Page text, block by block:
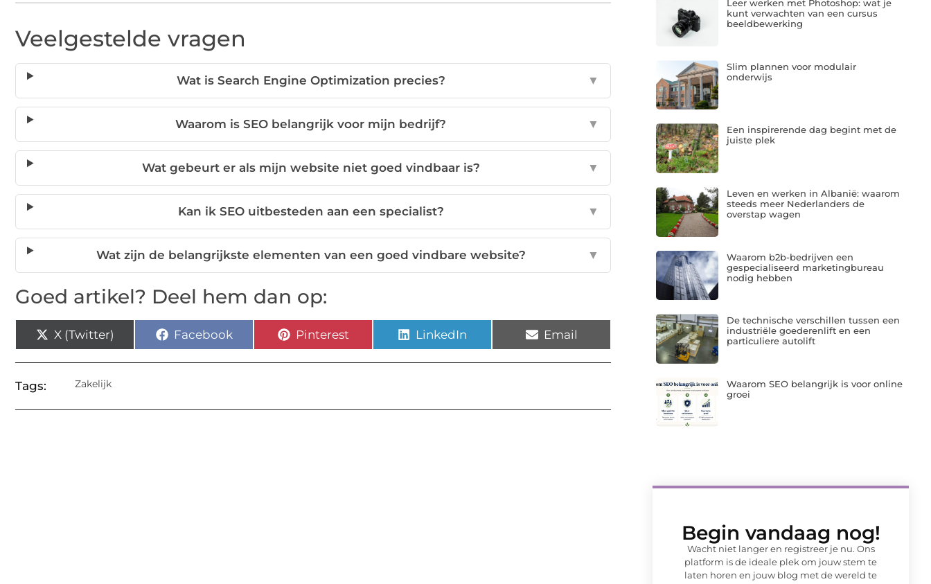
Veelgestelde vragen
Wat is Search Engine Optimization precies? ▼
Waarom is SEO belangrijk voor mijn bedrijf? ▼
Wat gebeurt er als mijn website niet goed vindbaar is? ▼
Kan ik SEO uitbesteden aan een specialist? ▼
Wat zijn de belangrijkste elementen van een goed vindbare website? ▼
Goed artikel? Deel hem dan op:
X (Twitter) Facebook Pinterest LinkedIn Email
Tags: Zakelijk
Leer werken met Photoshop: wat je
kunt verwachten van een cursus
beeldbewerking
Slim plannen voor modulair
onderwijs
Een inspirerende dag begint met de
juiste plek
Leven en werken in Albanië: waarom
steeds meer Nederlanders de
overstap wagen
Waarom b2b-bedrijven een
gespecialiseerd marketingbureau
nodig hebben
De technische verschillen tussen een
industriële goederenlift en een
particuliere autolift
Waarom SEO belangrijk is voor online
groei
Begin vandaag nog!
Wacht niet langer en registreer je nu. Ons
platform is de ideale plek om jouw stem te
laten horen en jouw blog met de wereld te